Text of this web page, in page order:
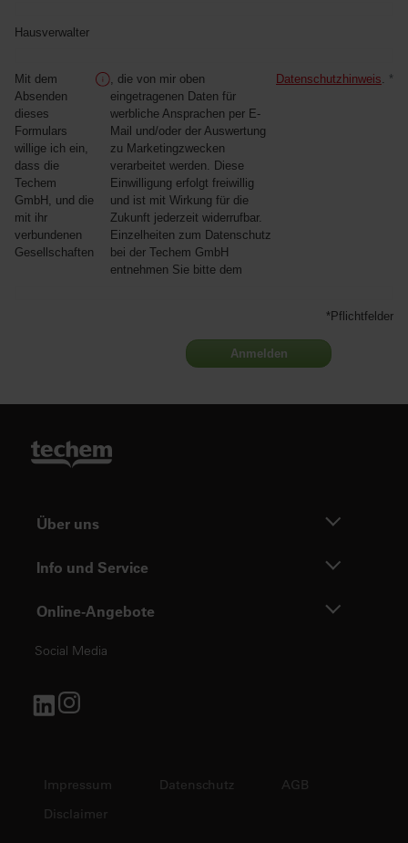
Hausverwalter
*
Mit dem
Absenden
dieses
Formulars
willige ich ein,
dass die
Techem
GmbH, und die
mit ihr
verbundenen
Gesellschaften
, die von mir oben
eingetragenen Daten für
werbliche Ansprachen per E-
Mail und/oder der Auswertung
zu Marketingzwecken
verarbeitet werden. Diese
Einwilligung erfolgt freiwillig
und ist mit Wirkung für die
Zukunft jederzeit widerrufbar.
Einzelheiten zum Datenschutz
bei der Techem GmbH
entnehmen Sie bitte dem
Datenschutzhinweis
*Pflichtfelder
Anmelden
Über uns
Info und Service
Online-Angebote
Social Media
Impressum Datenschutz
AGB
Disclaimer